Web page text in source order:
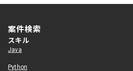
案件検索
スキル
Java
Python